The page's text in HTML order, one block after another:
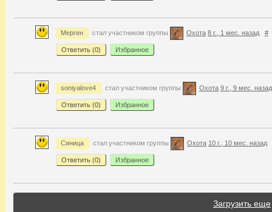
Мерген стал участником группы Охота 8 г., 1 мес. назад #
Ответить (0) Избранное
soniyalove4 стал участником группы Охота 9 г., 9 мес. назад
Ответить (0) Избранное
Синица стал участником группы Охота 10 г., 10 мес. назад
Ответить (0) Избранное
Загрузить еще